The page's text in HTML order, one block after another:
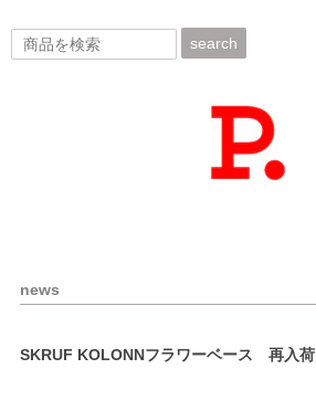
search
news
SKRUF KOLONNフラワーベース 再入荷